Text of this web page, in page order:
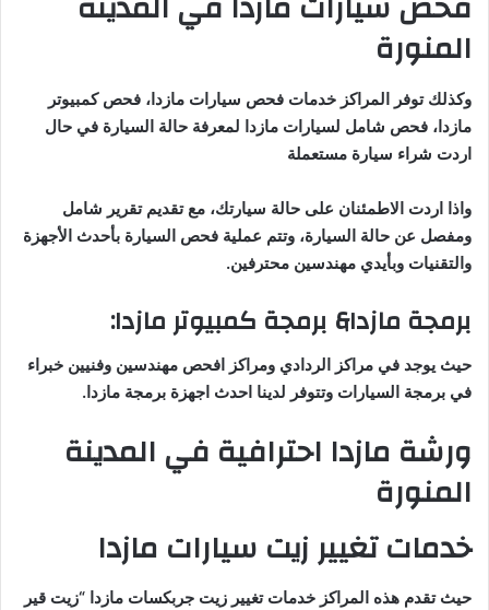
المنورة
وكذلك توفر المراكز خدمات فحص سيارات مازدا، فحص كمبيوتر
مازدا، فحص شامل لسيارات مازدا لمعرفة حالة السيارة في حال
اردت شراء سيارة مستعملة
واذا اردت الاطمئنان على حالة سيارتك، مع تقديم تقرير شامل
ومفصل عن حالة السيارة، وتتم عملية فحص السيارة بأحدث الأجهزة
والتقنيات وبأيدي مهندسين محترفين.
برمجة مازدا& برمجة كمبيوتر مازدا:
حيث يوجد في مراكز الردادي ومراكز افحص مهندسين وفنيين خبراء
في برمجة السيارات وتتوفر لدينا احدث اجهزة برمجة مازدا.
ورشة مازدا احترافية في المدينة
المنورة
خدمات تغيير زيت سيارات مازدا
حيث تقدم هذه المراكز خدمات تغيير زيت جربكسات مازدا “زيت قير